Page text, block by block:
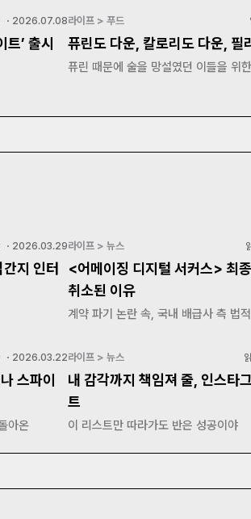
・ 2026.07.08
’ 출시
라이프 > 푸드
퓨린도 다운, 칼로리도 다운, 필
퓨린 때문에 술을 망설였던 이들을 위
・ 2026.03.29
지 인터
라이프 > 뉴스
<어메이징 디지털 서커스> 최
취소된 이유
계약 파기 논란 속, 국내 배급사 측 법
・ 2026.03.22
스파이
아온
라이프 > 뉴스
내 감각까지 책임져 줄, 인스타
트
이 리스트만 따라가도 반은 성공이야